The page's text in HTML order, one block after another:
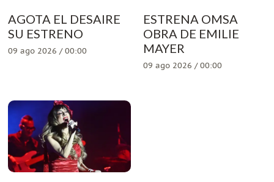
AGOTA EL DESAIRE
SU ESTRENO
09 ago 2026 / 00:00
ESTRENA OMSA
OBRA DE EMILIE
MAYER
09 ago 2026 / 00:00